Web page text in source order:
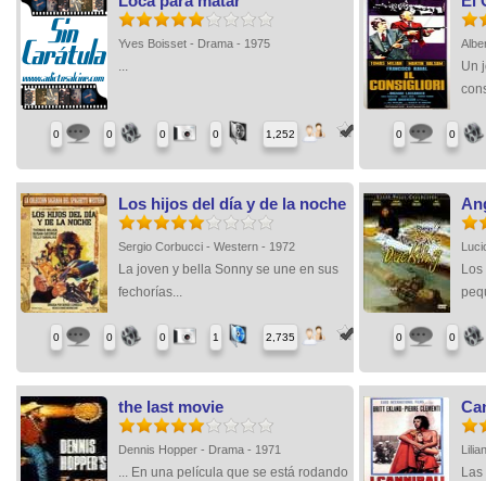
Yves Boisset - Drama - 1975
...
0 0 0 0 1,252
Un
0 0
Los hijos del día y de la noche
Sergio Corbucci - Western - 1972
La joven y bella Sonny se une en sus
fechorías...
0 0 0 1 2,735
Los
0 0
the last movie
Dennis Hopper - Drama - 1971
... En una película que se está rodando